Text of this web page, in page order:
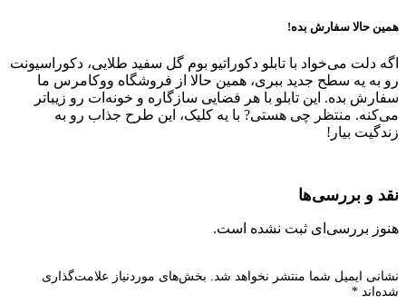
همین حالا سفارش بده!
اگه دلت می‌خواد با تابلو دکوراتیو بوم گل سفید طلایی، دکوراسیونت
رو به یه سطح جدید ببری، همین حالا از فروشگاه ووکامرس ما
سفارش بده. این تابلو با هر فضایی سازگاره و خونه‌ات رو زیباتر
می‌کنه. منتظر چی هستی? با یه کلیک، این طرح جذاب رو به
زندگیت بیار!
نقد و بررسی‌ها
هنوز بررسی‌ای ثبت نشده است.
نشانی ایمیل شما منتشر نخواهد شد.
بخش‌های موردنیاز علامت‌گذاری
شده‌اند *